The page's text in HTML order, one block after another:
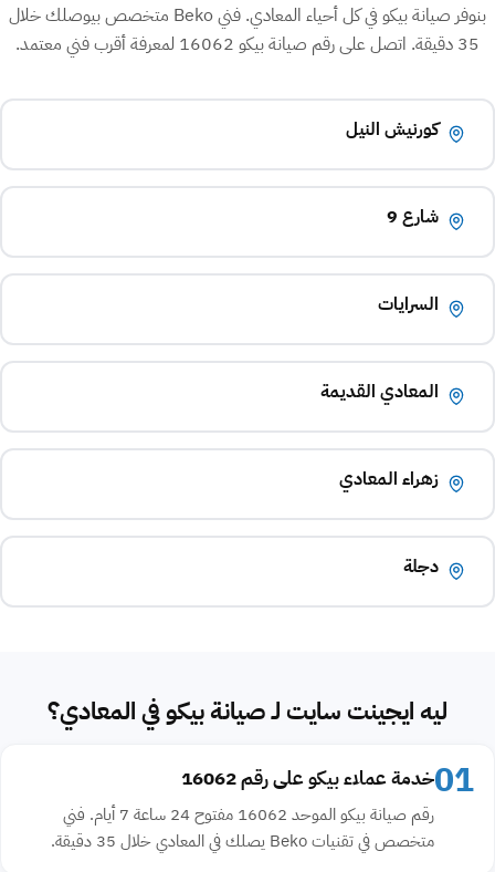
بنوفر صيانة بيكو في كل أحياء المعادي. فني Beko متخصص بيوصلك خلال
35 دقيقة. اتصل على رقم صيانة بيكو 16062 لمعرفة أقرب فني معتمد.
كورنيش النيل
شارع 9
السرايات
المعادي القديمة
زهراء المعادي
دجلة
ليه ايجينت سايت لـ صيانة بيكو في المعادي؟
01خدمة عملاء بيكو على رقم 16062
رقم صيانة بيكو الموحد 16062 مفتوح 24 ساعة 7 أيام. فني
متخصص في تقنيات Beko يصلك في المعادي خلال 35 دقيقة.